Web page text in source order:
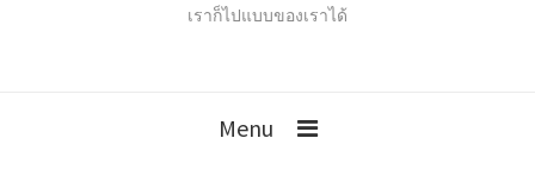
เราก็ไปแบบของเราได้
Menu